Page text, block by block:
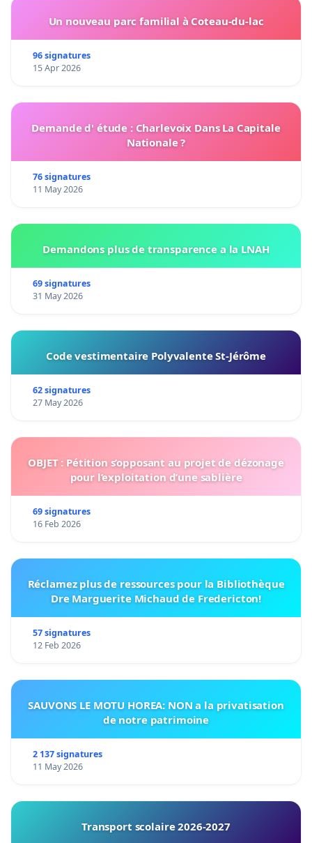
Un nouveau parc familial à Coteau-du-lac
96 signatures
15 Apr 2026
Demande d' étude : Charlevoix Dans La Capitale
Nationale ?
76 signatures
11 May 2026
Demandons plus de transparence a la LNAH
69 signatures
31 May 2026
Code vestimentaire Polyvalente St-Jérôme
62 signatures
27 May 2026
OBJET : Pétition s’opposant au projet de dézonage
pour l’exploitation d’une sablière
69 signatures
16 Feb 2026
Réclamez plus de ressources pour la Bibliothèque
Dre Marguerite Michaud de Fredericton!
57 signatures
12 Feb 2026
SAUVONS LE MOTU HOREA: NON a la privatisation
de notre patrimoine
2 137 signatures
11 May 2026
Transport scolaire 2026-2027